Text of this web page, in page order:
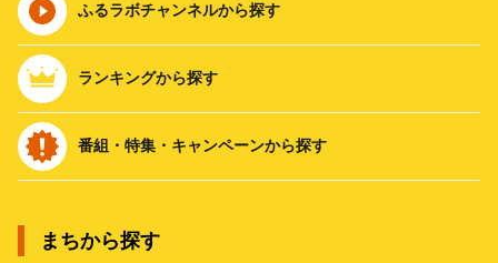
ふるラボチャンネルから探す
ランキングから探す
番組・特集・キャンペーンから探す
まちから探す